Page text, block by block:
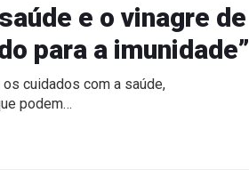
e o vinagre de
para a imunidade”
cuidados com a saúde,
podem…